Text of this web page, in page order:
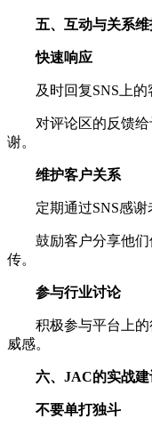
五、互动与关系
快速响应
及时回复SNS上的
对评论区的反馈给
谢。
维护客户关系
定期通过SNS感谢
鼓励客户分享他们
传。
参与行业讨论
积极参与平台上的
威感。
六、JAC的实战建
不要单打独斗